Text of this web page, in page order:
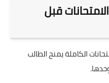
قبل
الكاملة يمنح الطالب